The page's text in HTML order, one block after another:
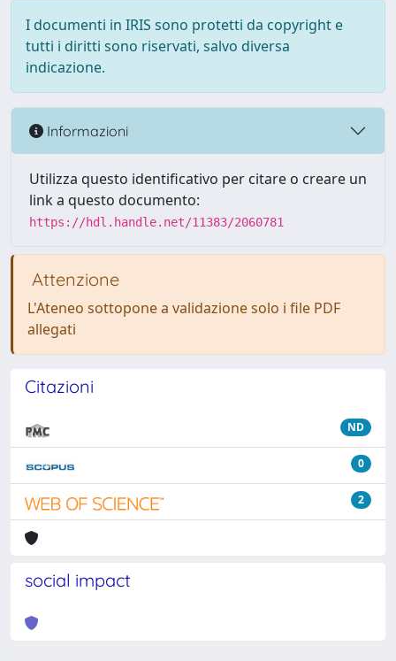
I documenti in IRIS sono protetti da copyright e
tutti i diritti sono riservati, salvo diversa
indicazione.
Informazioni
Utilizza questo identificativo per citare o creare un
link a questo documento:
https://hdl.handle.net/11383/2060781
Attenzione
L'Ateneo sottopone a validazione solo i file PDF
allegati
Citazioni
ND
0
2
social impact